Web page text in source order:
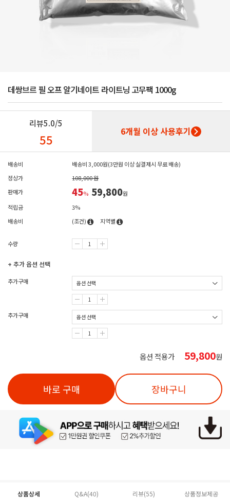
데쌍브르 필 오프 알기네이트 라이트닝 고무팩 1000g
리뷰5.0/5
55 6개월 이상 사용후기
배송비
배송비 3,000원(3만원 이상 실결제시 무료 배송)
정상가
108,000 원
판매가
45% 59,800원
적립금
3%
배송비
(조건) 지역별
수량
+ 추가 옵션 선택
추가구매
추가구매
옵션 적용가 59,800원
바로 구매 장바구니
상품상세 Q&A(40) 리뷰(55) 상품정보제공